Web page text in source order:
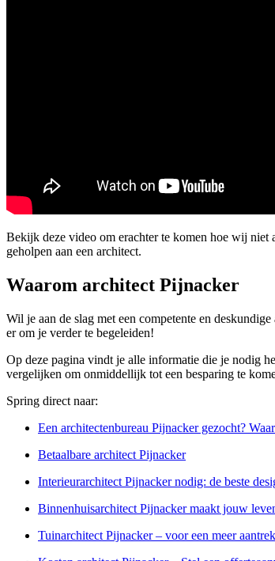
Bekijk deze video om erachter te komen hoe wij niet
geholpen aan een architect.
Waarom architect Pijnacker
Wil je aan de slag met een competente en
er om je verder te begeleiden!
Op deze pagina vindt je alle informatie die je nodig
vergelijken om onmiddellijk tot een besparing te
Spring direct naar:
Een architectenbureau Pijnacker gezocht?
Betaalbare architect Pijnacker
Interieurarchitect Pijnacker nodig: de beste
Binnenhuisarchitect Pijnacker maakt jouw
Tuinarchitect Pijnacker – voor een meer